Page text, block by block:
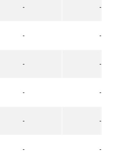
- -
- -
- -
- -
- -
- -